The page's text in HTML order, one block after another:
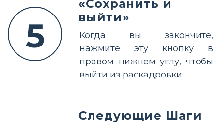
5
«Сохранить и
выйти»
Когда вы закончите,
нажмите эту кнопку в
правом нижнем углу, чтобы
выйти из раскадровки.
Следующие Шаги